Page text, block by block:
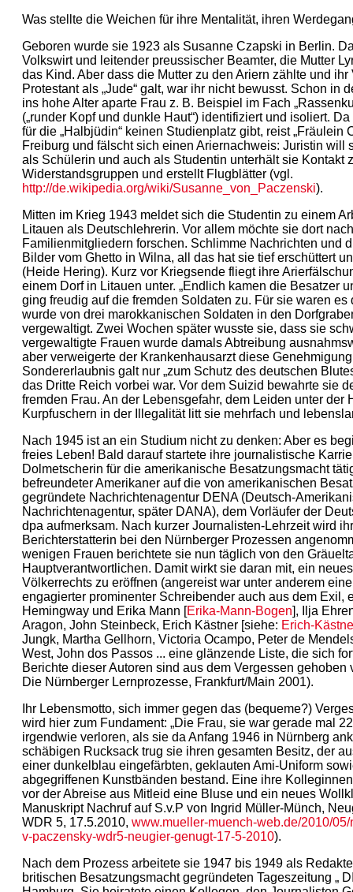
Was stellte die Weichen für ihre Mentalität, ihren
Geboren wurde sie 1923 als Susanne Czapski in Berlin.
Volkswirt und leitender preussischer Beamter, die Mutter
das Kind. Aber dass die Mutter zu den Ariern zählte und ihr
Protestant als „Jude“ galt, war ihr nicht bewusst. Schon in
ins hohe Alter aparte Frau z. B. Beispiel im Fach
(„runder Kopf und dunkle Haut“) identifiziert und isoliert.
für die „Halbjüdin“ keinen Studienplatz gibt, reist „Fräulein
Freiburg und fälscht sich einen Ariernachweis: Juristin will
als Schülerin und auch als Studentin unterhält sie Kontakt
Widerstandsgruppen und erstellt Flugblätter (vgl.
http://de.wikipedia.org/wiki/Susanne_von_Paczenski).
Mitten im Krieg 1943 meldet sich die Studentin zu einem
Litauen als Deutschlehrerin. Vor allem möchte sie dort
Familienmitgliedern forschen. Schlimme Nachrichten und
Bilder vom Ghetto in Wilna, all das hat sie tief erschüttert
(Heide Hering). Kurz vor Kriegsende fliegt ihre
einem Dorf in Litauen unter. „Endlich kamen die Besatzer
ging freudig auf die fremden Soldaten zu. Für sie waren es
wurde von drei marokkanischen Soldaten in den
vergewaltigt. Zwei Wochen später wusste sie, dass sie
vergewaltigte Frauen wurde damals Abtreibung
aber verweigerte der Krankenhausarzt diese
Sondererlaubnis galt nur „zum Schutz des deutschen
das Dritte Reich vorbei war. Vor dem Suizid bewahrte sie
fremden Frau. An der Lebensgefahr, dem Leiden unter der
Kurpfuschern in der Illegalität litt sie mehrfach und
Nach 1945 ist an ein Studium nicht zu denken: Aber es
freies Leben! Bald darauf startete ihre journalistische
Dolmetscherin für die amerikanische Besatzungsmacht
befreundeter Amerikaner auf die von amerikanischen
gegründete Nachrichtenagentur DENA (Deutsch-
Nachrichtenagentur, später DANA), dem Vorläufer der
dpa aufmerksam. Nach kurzer Journalisten-Lehrzeit wird
Berichterstatterin bei den Nürnberger Prozessen
wenigen Frauen berichtete sie nun täglich von den
Hauptverantwortlichen. Damit wirkt sie daran mit, ein
Völkerrechts zu eröffnen (angereist war unter anderem
engagierter prominenter Schreibender auch aus dem Exil,
Hemingway und Erika Mann [Erika-Mann-Bogen], Ilja
Aragon, John Steinbeck, Erich Kästner [siehe: Erich-
Jungk, Martha Gellhorn, Victoria Ocampo, Peter de
West, John dos Passos ... eine glänzende Liste, die sich
Berichte dieser Autoren sind aus dem Vergessen gehoben
Die Nürnberger Lernprozesse, Frankfurt/Main 2001).
Ihr Lebensmotto, sich immer gegen das (bequeme?)
wird hier zum Fundament: „Die Frau, sie war gerade mal
irgendwie verloren, als sie da Anfang 1946 in Nürnberg
schäbigen Rucksack trug sie ihren gesamten Besitz, der
einer dunkelblau eingefärbten, geklauten Ami-Uniform
abgegriffenen Kunstbänden bestand. Eine ihre
vor der Abreise aus Mitleid eine Bluse und ein neues
Manuskript Nachruf auf S.v.P von Ingrid Müller-Münch,
WDR 5, 17.5.2010, www.mueller-muench-web.de/2010/
v-paczensky-wdr5-neugier-genugt-17-5-2010).
Nach dem Prozess arbeitete sie 1947 bis 1949 als
britischen Besatzungsmacht gegründeten Tageszeitung „